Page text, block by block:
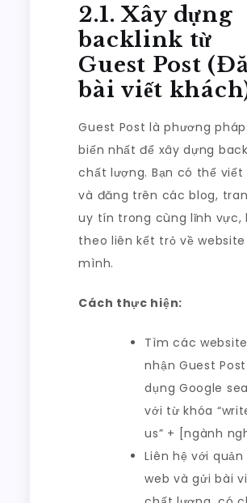
2.1. Xây dựng
backlink từ
Guest Post
bài viết
Guest Post là phương
biến nhất để xây dựng
chất lượng. Bạn có thể viết
và đăng trên các blog,
uy tín trong cùng lĩnh vực,
theo liên kết trỏ về
mình.
Cách thực hiện:
Tìm các
nhận Guest
dụng Google
với từ khóa
us” + [ngành
Liên hệ với
web và gửi bài